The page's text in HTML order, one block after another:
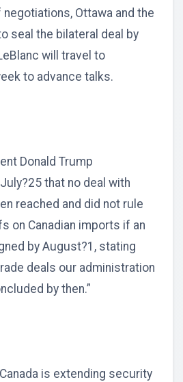
negotiations, Ottawa and the
seal the bilateral deal by
will travel to
to advance talks.
Donald Trump
that no deal with
reached and did not rule
on Canadian imports if an
by August?1, stating
deals our administration
by then.”
is extending security